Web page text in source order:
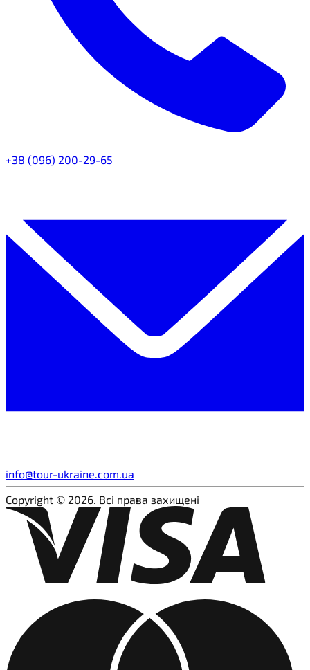
+38 (096) 200-29-65
info@tour-ukraine.com.ua
Copyright © 2026. Всі права захищені